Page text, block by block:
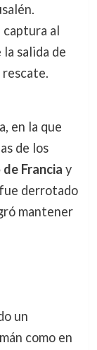
captura al
salida de
en la que
de los
Francia y
derrotado
mantener
un
como en